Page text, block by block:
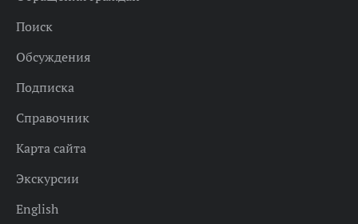
Поиск
Обсуждения
Подписка
Справочник
Карта сайта
Экскурсии
English